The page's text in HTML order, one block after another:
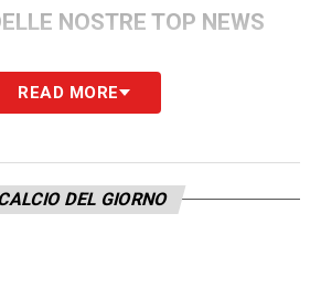
NOSTRE TOP NEWS
READ MORE
DEL GIORNO